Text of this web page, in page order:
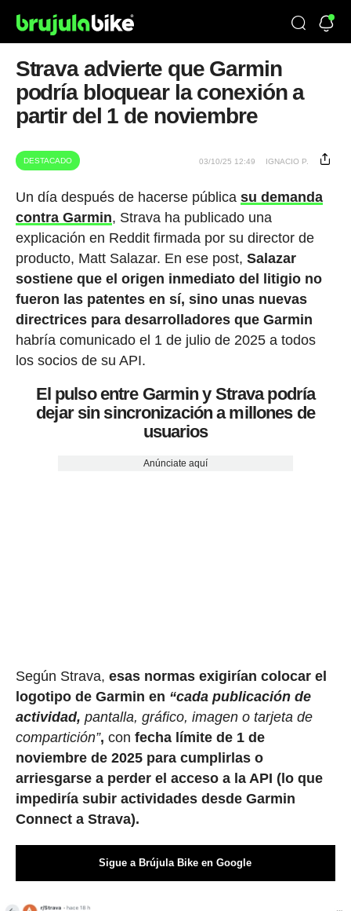
Strava advierte que Garmin
podría bloquear la conexión a
partir del 1 de noviembre
DESTACADO 03/10/25 12:49 IGNACIO P.
Un día después de hacerse pública su demanda
contra Garmin, Strava ha publicado una
explicación en Reddit firmada por su director de
producto, Matt Salazar. En ese post, Salazar
sostiene que el origen inmediato del litigio no
fueron las patentes en sí, sino unas nuevas
directrices para desarrolladores que Garmin
habría comunicado el 1 de julio de 2025 a todos
los socios de su API.
El pulso entre Garmin y Strava podría
dejar sin sincronización a millones de
usuarios
Anúnciate aquí
Según Strava, esas normas exigirían colocar el
logotipo de Garmin en “cada publicación de
actividad, pantalla, gráfico, imagen o tarjeta de
compartición”, con fecha límite de 1 de
noviembre de 2025 para cumplirlas o
arriesgarse a perder el acceso a la API (lo que
impediría subir actividades desde Garmin
Connect a Strava).
Sigue a Brújula Bike en Google